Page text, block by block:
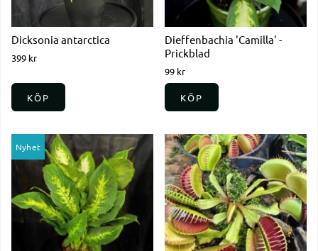
Dicksonia antarctica
399 kr
KÖP
Dieffenbachia 'Camilla' -
Prickblad
99 kr
KÖP
Nyhet